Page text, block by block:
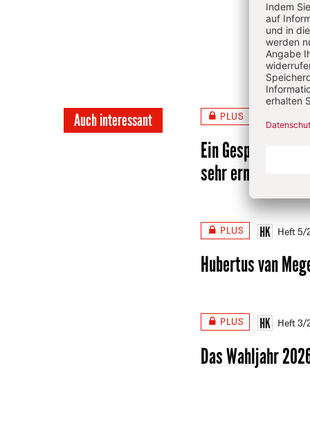
in
Auch interessant PLUS
Ein Gespräch mit
sehr ernst“
PLUS Heft 5/
Hubertus van
PLUS Heft 3/
Das Wahljahr